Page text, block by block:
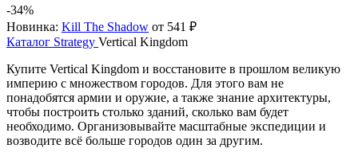
-34%
Новинка: Kill The Shadow от 541 ₽
Каталог Strategy Vertical Kingdom
Купите Vertical Kingdom и восстановите в прошлом великую
империю с множеством городов. Для этого вам не
понадобятся армии и оружие, а также знание архитектуры,
чтобы построить столько зданий, сколько вам будет
необходимо. Организовывайте масштабные экспедиции и
возводите всё больше городов один за другим.